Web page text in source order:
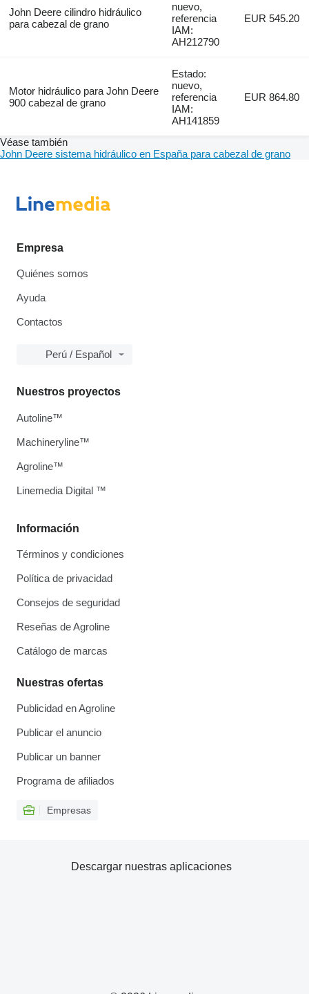
John Deere cilindro hidráulico
para cabezal de grano
nuevo,
referencia
IAM:
AH212790
EUR 545.20
Motor hidráulico para John Deere
900 cabezal de grano
Estado:
nuevo,
referencia
IAM:
AH141859
EUR 864.80
Véase también
John Deere sistema hidráulico en España para cabezal de grano
Empresa
Quiénes somos
Ayuda
Contactos
Perú / Español
Información
Términos y condiciones
Política de privacidad
Consejos de seguridad
Reseñas de Agroline
Catálogo de marcas
Nuestras ofertas
Publicidad en Agroline
Publicar el anuncio
Publicar un banner
Programa de afiliados
Empresas
Nuestros proyectos
Autoline™
Machineryline™
Agroline™
Linemedia Digital ™
Descargar nuestras aplicaciones